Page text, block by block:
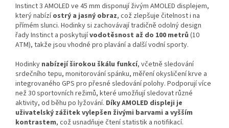
Instinct 3 AMOLED ve 45 mm disponují živým AMOLED displejem,
který nabízíostrý a jasný obraz, což zlepšuje čitelnost i na
přímém slunci. Hodinky si zachovávají tradičně odolný design
řady Instinct a poskytujívodotěsnost až do 100 metrů (10
ATM), takže jsou vhodné pro plavání a další vodní sporty.
Hodinky nabízejí širokou škálu funkcí, včetně sledování
srdečního tepu, monitorování spánku, měření okysličení krve a
integrovaného GPS pro přesné sledování polohy. Podporují více
než 30 sportovních režimů, které umožňují sledovat různé
aktivity, od běhu po lyžování. Díky AMOLED displeji je
uživatelský zážitek vylepšen živými barvami a vyšším
kontrastem, což usnadňuje čtení statistik a notifikací.